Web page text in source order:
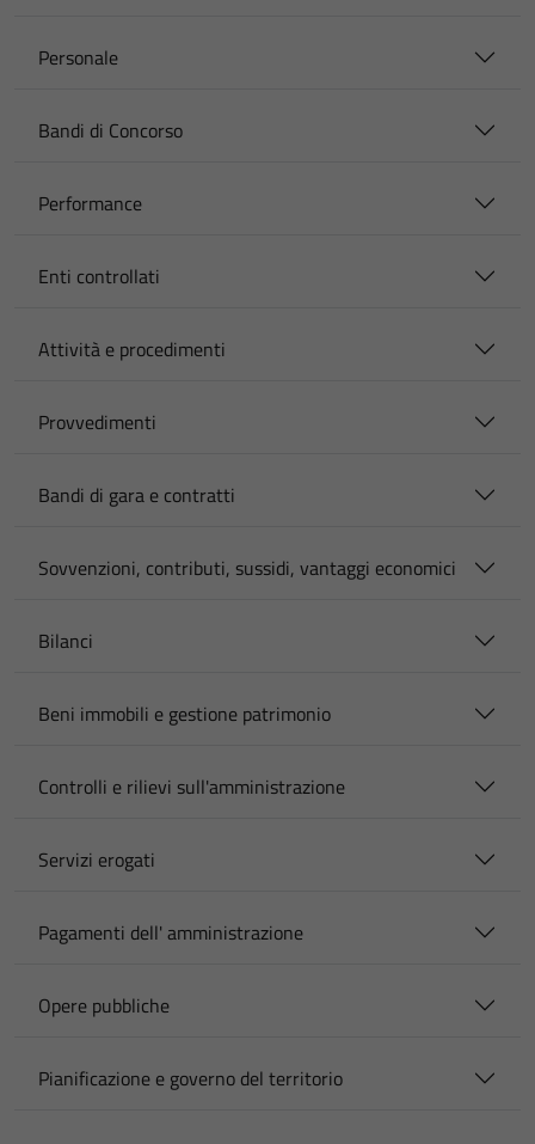
Personale
Bandi di Concorso
Performance
Enti controllati
Attività e procedimenti
Provvedimenti
Bandi di gara e contratti
Sovvenzioni, contributi, sussidi, vantaggi economici
Bilanci
Beni immobili e gestione patrimonio
Controlli e rilievi sull'amministrazione
Servizi erogati
Pagamenti dell' amministrazione
Opere pubbliche
Pianificazione e governo del territorio